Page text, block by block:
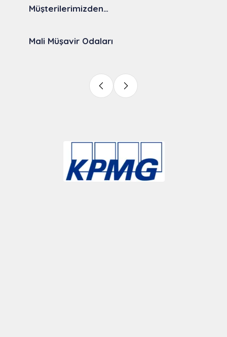
Müşterilerimizden…
Mali Müşavir Odaları